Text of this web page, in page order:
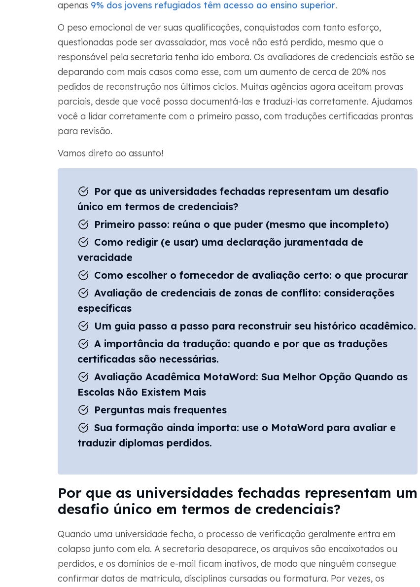
apenas 9% dos jovens refugiados têm acesso ao ensino superior.
O peso emocional de ver suas qualificações, conquistadas com tanto esforço,
questionadas pode ser avassalador, mas você não está perdido, mesmo que o
responsável pela secretaria tenha ido embora. Os avaliadores de credenciais estão se
deparando com mais casos como esse, com um aumento de cerca de 20% nos
pedidos de reconstrução nos últimos ciclos. Muitas agências agora aceitam provas
parciais, desde que você possa documentá-las e traduzi-las corretamente. Ajudamos
você a lidar corretamente com o primeiro passo, com traduções certificadas prontas
para revisão.
Vamos direto ao assunto!
Por que as universidades fechadas representam um desafio
único em termos de credenciais?
Primeiro passo: reúna o que puder (mesmo que incompleto)
Como redigir (e usar) uma declaração juramentada de
veracidade
Como escolher o fornecedor de avaliação certo: o que procurar
Avaliação de credenciais de zonas de conflito: considerações
específicas
Um guia passo a passo para reconstruir seu histórico acadêmico.
A importância da tradução: quando e por que as traduções
certificadas são necessárias.
Avaliação Acadêmica MotaWord: Sua Melhor Opção Quando as
Escolas Não Existem Mais
Perguntas mais frequentes
Sua formação ainda importa: use o MotaWord para avaliar e
traduzir diplomas perdidos.
Por que as universidades fechadas representam um
desafio único em termos de credenciais?
Quando uma universidade fecha, o processo de verificação geralmente entra em
colapso junto com ela. A secretaria desaparece, os arquivos são encaixotados ou
perdidos, e os domínios de e-mail ficam inativos, de modo que ninguém consegue
confirmar datas de matrícula, disciplinas cursadas ou formatura. Por vezes, os